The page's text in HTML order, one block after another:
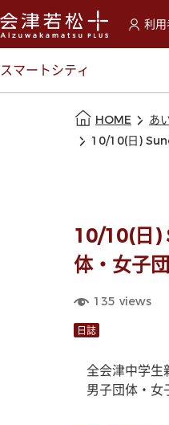
利
選択
スマートシティ
HOME あ
10/10(日)
10/10(日)
体・女子
135 views
日誌
全会津中学生
男子団体・女